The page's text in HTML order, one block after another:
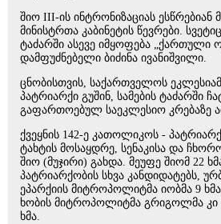
შიო III-ის ინტრონიზაციას ესწრებიან
მინისტრთა კაბინეტის წევრები.
ტაძარში ასევე იმყოფება „ქართული
დამფუძნებელი ბიძინა ივანიშვილი.
ცნობისთვის, საქართველოს
პატრიარქი გუშინ, სამების ტაძარში
გაფართოებულ საეკლესიო კრებაზე
ქვეყნის 142-ე კათოლიკოს -
ტახტის მოსაყდრე, სენაკისა და
შიო (მუჯირი) გახდა. მეუფე შიომ 22
პატრიარქობის სხვა კანდიდატებს,
ეპარქიის მიტროპოლიტმა იობმა 9
ხობის მიტროპოლიტმა გრიგოლმა კი
ხმა.